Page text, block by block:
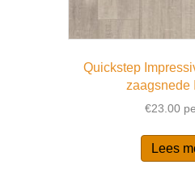
Quickstep
zaagsnede
€23.00
Lees